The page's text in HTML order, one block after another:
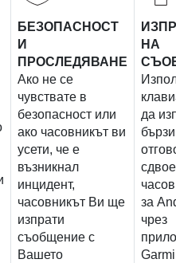
БЕЗОПАСНОСТ
И
ПРОСЛЕДЯВАНЕ
Ако не се
чувствате в
безопасност или
ако часовникът ви
усети, че е
възникнал
инцидент,
часовникът Ви ще
изпрати
съобщение с
Вашето
НА
да
за
чрез